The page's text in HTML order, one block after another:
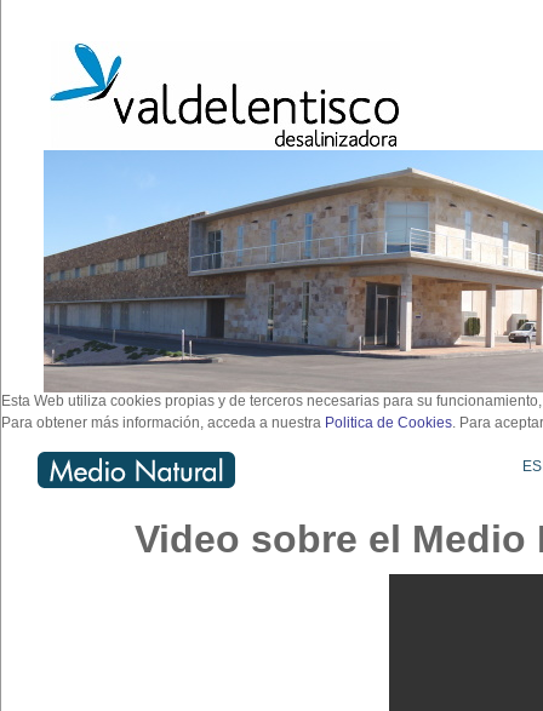
Esta Web utiliza cookies propias y de terceros necesarias para su
Para obtener más información, acceda a nuestra Politica de Cookies. Para
Video sobre el Medio